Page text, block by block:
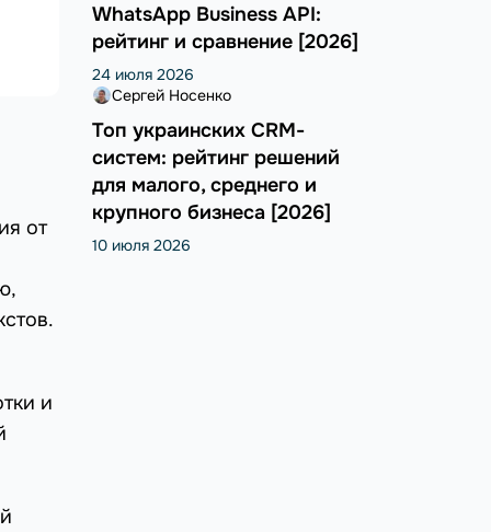
от
и
WhatsApp Business API:
рейтинг и сравнение [2026]
24 июля 2026
Сергей Носенко
Топ украинских CRM-
систем: рейтинг решений
для малого, среднего и
крупного бизнеса [2026]
10 июля 2026